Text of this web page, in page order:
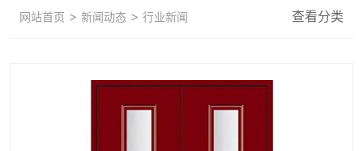
网站首页 > 新闻动态 > 行业新闻 查看分类